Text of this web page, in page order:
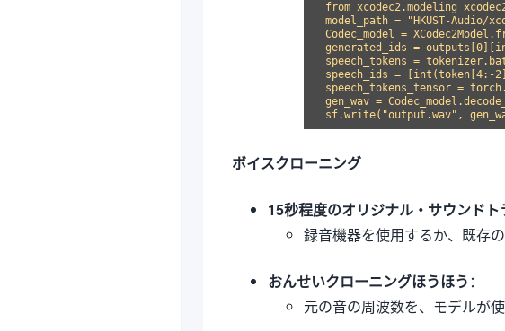
from
model_path = "HKUST-Audio/
Codec_model =
generated_ids =
speech_tokens =
speech_ids = [int(token[4:-
speech_tokens_tensor =
gen_wav =
ボイスクローニング
15秒程度のオリジナル・サウンドト
録音機器を使用するか、既存
おんせいクローニングほうほう ：
元の音の周波数を、モデルが